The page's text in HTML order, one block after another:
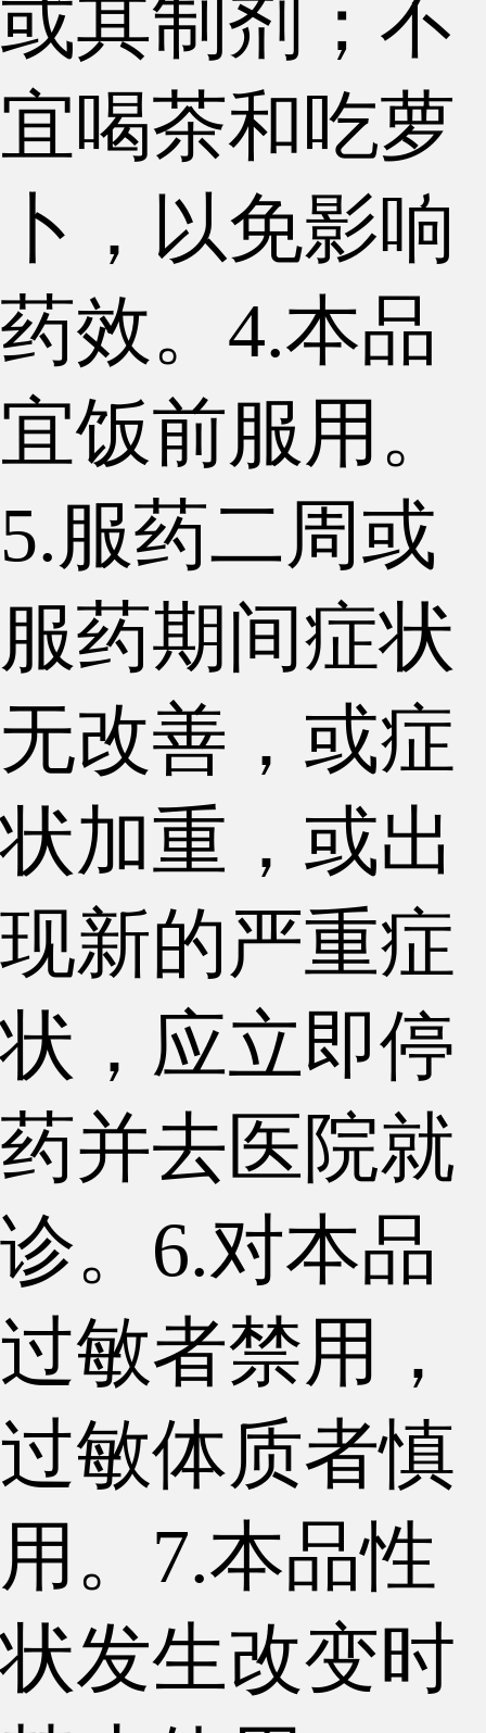
或其制剂；不
宜喝茶和吃萝
卜，以免影响
药效。4.本品
宜饭前服用。
5.服药二周或
服药期间症状
无改善，或症
状加重，或出
现新的严重症
状，应立即停
药并去医院就
诊。6.对本品
过敏者禁用，
过敏体质者慎
用。7.本品性
状发生改变时